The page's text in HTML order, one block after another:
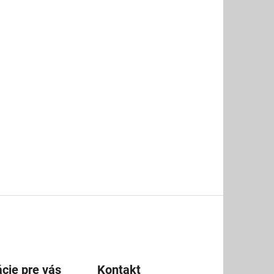
pre vás Kontakt